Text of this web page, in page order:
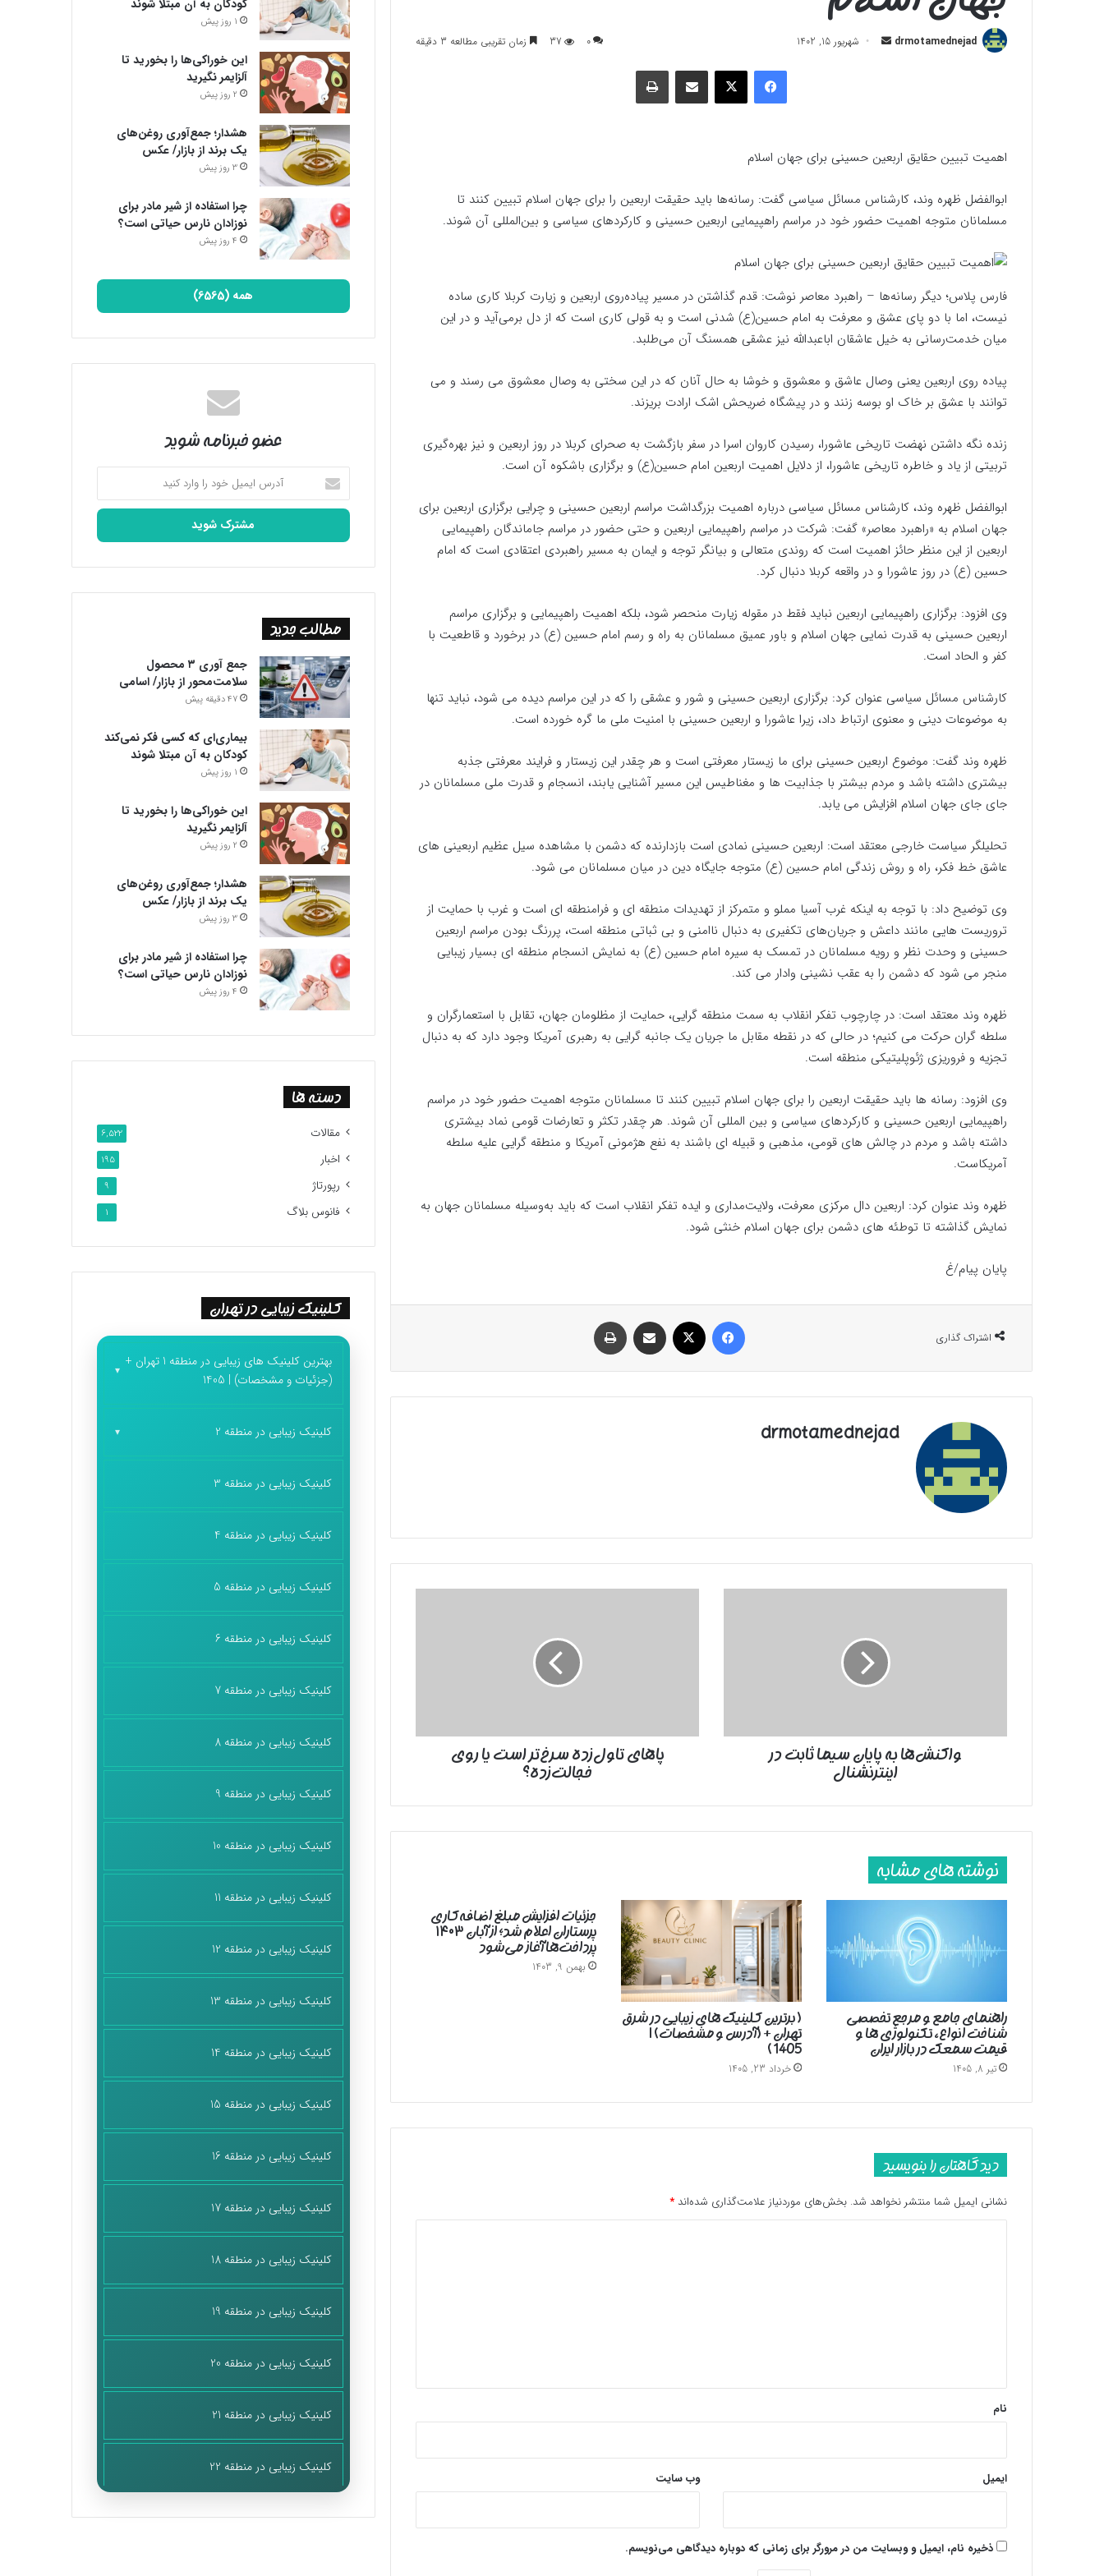
drmotamednejad
ارسال شهریور 15, 1402 0
37 زمان تقریبی مطالعه 3 دقیقه
فیسبوک ایکس اشتراک گذاری با ایمیل چاپ
اهمیت تبیین حقایق اربعین حسینی برای جهان اسلام
ابوالفضل ظهره وند، کارشناس مسائل سیاسی گفت: رسانه‌ها باید حقیقت اربعین را برای جهان اسلام تبیین کنند تا
مسلمانان متوجه اهمیت حضور خود در مراسم راهپیمایی اربعین حسینی و کارکردهای سیاسی و بین‌المللی آن شوند.
فارس پلاس؛ دیگر رسانه‌ها – راهبرد معاصر نوشت: قدم گذاشتن در مسیر پیاده‌روی اربعین و زیارت کربلا کاری ساده
نیست، اما با دو پای عشق و معرفت به امام حسین(ع) شدنی است و به قولی کاری است که از دل برمی‌آید و در این
میان خدمت‌رسانی به خیل عاشقان اباعبدالله نیز عشقی همسنگ آن می‌طلبد.
پیاده روی اربعین یعنی وصال عاشق و معشوق و خوشا به حال آنان که در این سختی به وصال معشوق می رسند و می
توانند با عشق بر خاک او بوسه زنند و در پیشگاه ضریحش اشک ارادت بریزند.
زنده نگه داشتن نهضت تاریخی عاشورا، رسیدن کاروان اسرا در سفر بازگشت به صحرای کربلا در روز اربعین و نیز بهره‌گیری
تربیتی از یاد و خاطره تاریخی عاشورا، از دلایل اهمیت اربعین امام حسین(ع) و برگزاری باشکوه آن است.
ابوالفضل ظهره وند، کارشناس مسائل سیاسی درباره اهمیت بزرگداشت مراسم اربعین حسینی و چرایی برگزاری اربعین برای
جهان اسلام به «راهبرد معاصر» گفت: شرکت در مراسم راهپیمایی اربعین و حتی حضور در مراسم جاماندگان راهپیمایی
اربعین از این منظر حائز اهمیت است که روندی متعالی و بیانگر توجه و ایمان به مسیر راهبردی اعتقادی است که امام
حسین (ع) در روز عاشورا و در واقعه کربلا دنبال کرد.
وی افزود: برگزاری راهپیمایی اربعین نباید فقط در مقوله زیارت منحصر شود، بلکه اهمیت راهپیمایی و برگزاری مراسم
اربعین حسینی به قدرت نمایی جهان اسلام و باور عمیق مسلمانان به راه و رسم امام حسین (ع) در برخورد و قاطعیت با
کفر و الحاد است.
کارشناس مسائل سیاسی عنوان کرد: برگزاری اربعین حسینی و شور و عشقی را که در این مراسم دیده می شود، نباید تنها
به موضوعات دینی و معنوی ارتباط داد، زیرا عاشورا و اربعین حسینی با امنیت ملی ما گره خورده است.
ظهره وند گفت: موضوع اربعین حسینی برای ما زیستار معرفتی است و هر چقدر این زیستار و فرایند معرفتی جذبه
بیشتری داشته باشد و مردم بیشتر با جذابیت ها و مغناطیس این مسیر آشنایی یابند، انسجام و قدرت ملی مسلمانان در
جای جای جهان اسلام افزایش می یابد.
تحلیلگر سیاست خارجی معتقد است: اربعین حسینی نمادی است بازدارنده که دشمن با مشاهده سیل عظیم اربعینی های
عاشق خط فکر، راه و روش زندگی امام حسین (ع) متوجه جایگاه دین در میان مسلمانان می شود.
وی توضیح داد: با توجه به اینکه غرب آسیا مملو و متمرکز از تهدیدات منطقه ای و فرامنطقه ای است و غرب با حمایت از
تروریست هایی مانند داعش و جریان‌های تکفیری به دنبال ناامنی و بی ثباتی منطقه است، پررنگ بودن مراسم اربعین
حسینی و وحدت نظر و رویه مسلمانان در تمسک به سیره امام حسین (ع) به نمایش انسجام منطقه ای بسیار زیبایی
منجر می شود که دشمن را به عقب نشینی وادار می کند.
ظهره وند معتقد است: در چارچوب تفکر انقلاب به سمت منطقه گرایی، حمایت از مظلومان جهان، تقابل با استعمارگران و
سلطه گران حرکت می کنیم؛ در حالی که در نقطه مقابل ما جریان یک جانبه گرایی به رهبری آمریکا وجود دارد که به دنبال
تجزیه و فروریزی ژئوپلیتیکی منطقه است.
وی افزود: رسانه ها باید حقیقت اربعین را برای جهان اسلام تبیین کنند تا مسلمانان متوجه اهمیت حضور خود در مراسم
راهپیمایی اربعین حسینی و کارکردهای سیاسی و بین المللی آن شوند. هر چقدر تکثر و تعارضات قومی نماد بیشتری
داشته باشد و مردم در چالش های قومی، مذهبی و قبیله ای باشند به نفع هژمونی آمریکا و منطقه گرایی علیه سلطه
آمریکاست.
ظهره وند عنوان کرد: اربعین دال مرکزی معرفت، ولایت‌مداری و ایده تفکر انقلاب است که باید به‌وسیله مسلمانان جهان به
نمایش گذاشته تا توطئه های دشمن برای جهان اسلام خنثی شود.
پایان پیام/غ
اشتراک گذاری
فیسبوک ایکس اشتراک گذاری با ایمیل
drmotamednejad
واکنش‌ها به پایان سیما ثابت در
اینترنشنال
پاهای تاول‌زده سرخ‌تر است یا روی
خجالت‌زده؟
نوشته های مشابه
راهنمای جامع و مرجع تخصصی
شناخت انواع، تکنولوژی ها و
قیمت سمعک در بازار ایران
تیر 8, 1405
( برترین کلینیک های زیبایی در شرق
تهران + (آدرس و مشخصات) |
1405 )
خرداد 23, 1405
جزئیات افزایش مبلغ اضافه‌کاری
پرستاران اعلام شد؛ از آبان ۱۴۰۳
پرداخت‌ها آغاز می‌شود
بهمن 9, 1403
دیدگاهتان را بنویسید
نشانی ایمیل شما منتشر نخواهد شد. بخش‌های موردنیاز علامت‌گذاری شده‌اند *
نام
ایمیل وب‌ سایت
ذخیره نام، ایمیل و وبسایت من در مرورگر برای زمانی که دوباره دیدگاهی می‌نویسم.
کودکان به آن مبتلا شوند
1 روز پیش
این خوراکی‌ها را بخورید تا
آلزایمر نگیرید
2 روز پیش
هشدار؛ جمع‌آوری روغن‌های
یک برند از بازار/ عکس
3 روز پیش
چرا استفاده از شیر مادر برای
نوزادان نارس حیاتی است؟
4 روز پیش
همه (6565)
عضو خبرنامه شوید
آدرس
ایمیل
خود
وارد
مطالب جدید
جمع آوری ۳ محصول
سلامت‌محور از بازار/ اسامی
47 دقیقه پیش
بیماری‌ای که کسی فکر نمی‌کند
کودکان به آن مبتلا شوند
1 روز پیش
این خوراکی‌ها را بخورید تا
آلزایمر نگیرید
2 روز پیش
هشدار؛ جمع‌آوری روغن‌های
یک برند از بازار/ عکس
3 روز پیش
چرا استفاده از شیر مادر برای
نوزادان نارس حیاتی است؟
4 روز پیش
دسته ها
مقالات 6,522
اخبار 195
رپورتاژ 9
فانوس بلاگ 1
کلینیک زیبایی در تهران
بهترین کلینیک های زیبایی در منطقه 1 تهران +
(جزئیات و مشخصات) | 1405
کلینیک زیبایی در منطقه 2
کلینیک زیبایی در منطقه 3
کلینیک زیبایی در منطقه 4
کلینیک زیبایی در منطقه 5
کلینیک زیبایی در منطقه 6
کلینیک زیبایی در منطقه 7
کلینیک زیبایی در منطقه 8
کلینیک زیبایی در منطقه 9
کلینیک زیبایی در منطقه 10
کلینیک زیبایی در منطقه 11
کلینیک زیبایی در منطقه 12
کلینیک زیبایی در منطقه 13
کلینیک زیبایی در منطقه 14
کلینیک زیبایی در منطقه 15
کلینیک زیبایی در منطقه 16
کلینیک زیبایی در منطقه 17
کلینیک زیبایی در منطقه 18
کلینیک زیبایی در منطقه 19
کلینیک زیبایی در منطقه 20
کلینیک زیبایی در منطقه 21
کلینیک زیبایی در منطقه 22